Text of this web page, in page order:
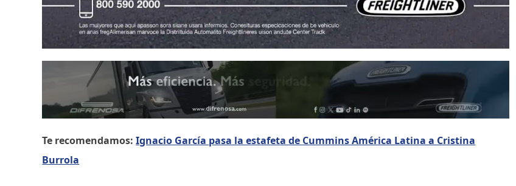
Te recomendamos:Ignacio García pasa la estafeta de Cummins América Latina a Cristina
Burrola